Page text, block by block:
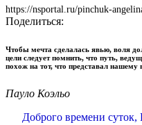
https://nsportal.ru/pinchuk-
Поделиться:
Чтобы мечта сделалась явью, воля
цели следует помнить, что путь,
похож на тот, что представал нашему
Пауло Коэльо
Доброго времени суток,